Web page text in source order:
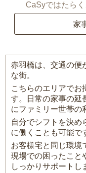
CaSyではたら
家
赤羽橋は、交通の便
な街。
こちらのエリアでお
す。日常の家事の延
にファミリー世帯の
自分でシフトを決め
に働くことも可能で
お客様宅と同じ環
現場での困ったこと
しっかりサポートし